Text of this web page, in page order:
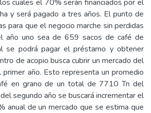
cuales el 70% serán financiados por el
y será pagado a tres años. El punto de
para que el negocio marche sin perdidas
año uno sea de 659 sacos de café de
se podrá pagar el préstamo y obtener
de acopio busca cubrir un mercado del
año. Esto representa un promedio
en grano de un total de 7710 Tn del
segundo año se buscará incrementar el
anual de un mercado que se estima que